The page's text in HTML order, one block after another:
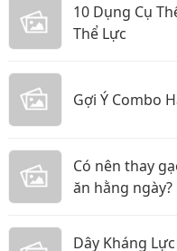
10 Dụng Cụ
Thể Lực
Gợi Ý Combo
Có nên thay
ăn hằng ngày?
Dây Kháng